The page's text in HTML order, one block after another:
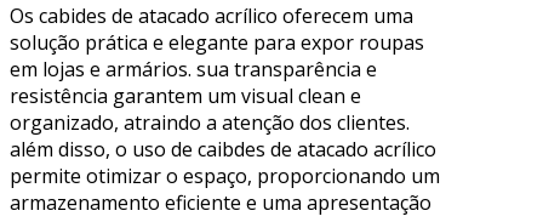
Os cabides de atacado acrílico oferecem uma
solução prática e elegante para expor roupas
em lojas e armários. sua transparência e
resistência garantem um visual clean e
organizado, atraindo a atenção dos clientes.
além disso, o uso de caibdes de atacado acrílico
permite otimizar o espaço, proporcionando um
armazenamento eficiente e uma apresentação